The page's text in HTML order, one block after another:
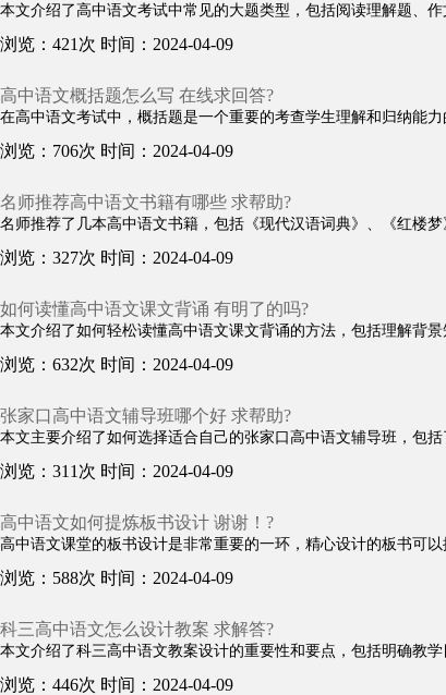
本文介绍了高中语文考试中常见的大题类型，包括阅读理解题、
浏览：421次 时间：2024-04-09
高中语文概括题怎么写 在线求回答?
在高中语文考试中，概括题是一个重要的考查学生理解和归纳能
浏览：706次 时间：2024-04-09
名师推荐高中语文书籍有哪些 求帮助?
名师推荐了几本高中语文书籍，包括《现代汉语词典》、《红楼
浏览：327次 时间：2024-04-09
如何读懂高中语文课文背诵 有明了的吗?
本文介绍了如何轻松读懂高中语文课文背诵的方法，包括理解背
浏览：632次 时间：2024-04-09
张家口高中语文辅导班哪个好 求帮助?
本文主要介绍了如何选择适合自己的张家口高中语文辅导班，包
浏览：311次 时间：2024-04-09
高中语文如何提炼板书设计 谢谢！?
高中语文课堂的板书设计是非常重要的一环，精心设计的板书可
浏览：588次 时间：2024-04-09
科三高中语文怎么设计教案 求解答?
本文介绍了科三高中语文教案设计的重要性和要点，包括明确教
浏览：446次 时间：2024-04-09